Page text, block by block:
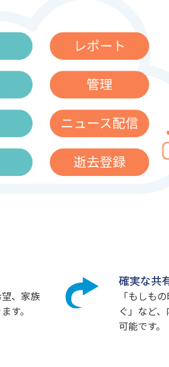
、家族
す。
確実な共
「もしも
ぐ」など
可能です。